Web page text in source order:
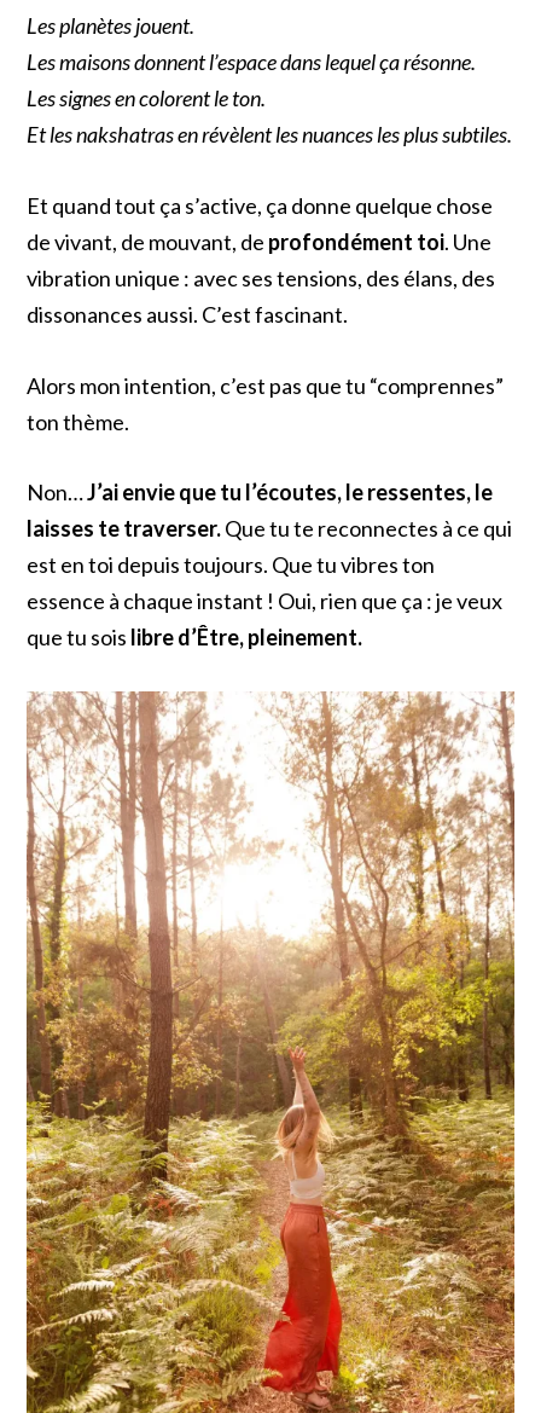
Les planètes jouent.
Les maisons donnent l’espace dans lequel ça résonne.
Les signes en colorent le ton.
Et les nakshatras en révèlent les nuances les plus subtiles.
Et quand tout ça s’active, ça donne quelque chose
de vivant, de mouvant, de profondément toi. Une
vibration unique : avec ses tensions, des élans, des
dissonances aussi. C’est fascinant.
Alors mon intention, c’est pas que tu “comprennes”
ton thème.
Non…J’ai envie que tu l’écoutes,le ressentes,le
laisses te traverser.Que tu te reconnectes à ce qui
est en toi depuis toujours. Que tu vibres ton
essence à chaque instant ! Oui, rien que ça : je veux
que tu sois libre d’Être, pleinement.